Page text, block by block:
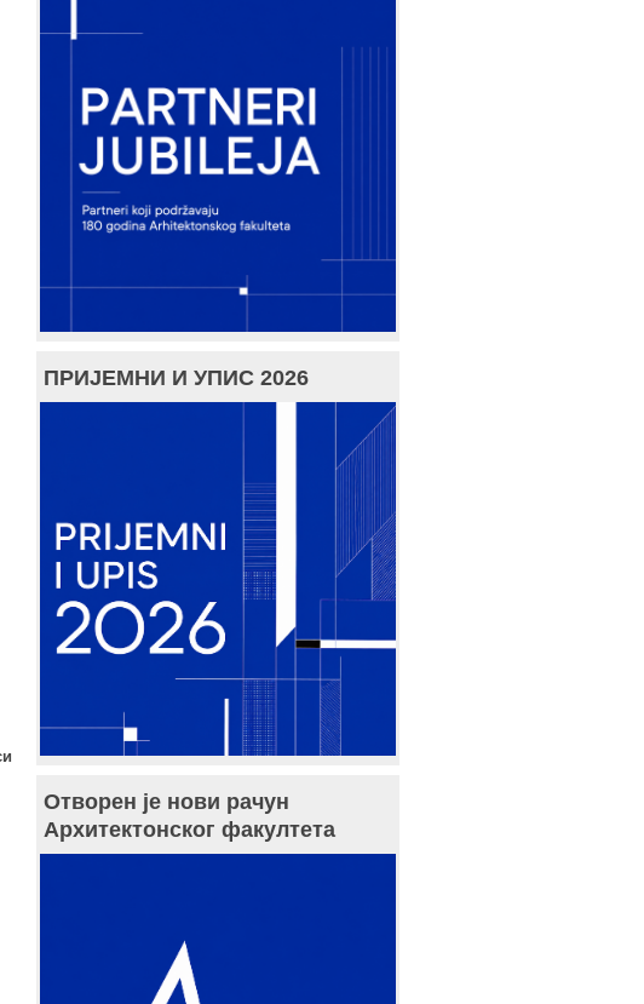
ПРИЈЕМНИ И УПИС 2026
Отворен је нови рачун
Архитектонског факултета